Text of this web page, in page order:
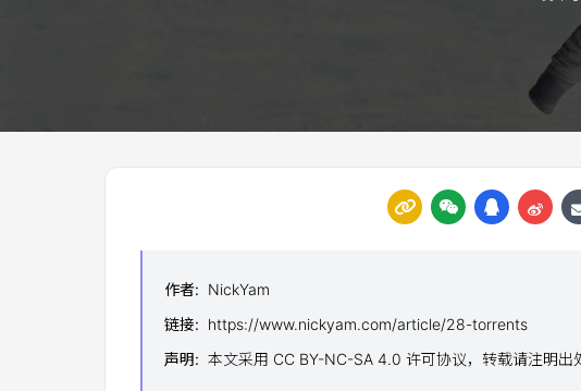
作者: NickYam
链接: https://www.nickyam.com/article/28-torrents
声明: 本文采用 CC BY-NC-SA 4.0 许可协议，转载请注明出